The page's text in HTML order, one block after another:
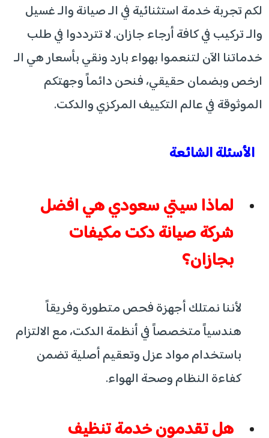
لكم تجربة خدمة استثنائية في الـ صيانة والـ غسيل
والـ تركيب في كافة أرجاء جازان. لا تترددوا في طلب
خدماتنا الآن لتنعموا بهواء بارد ونقي بأسعار هي الـ
ارخص وبضمان حقيقي، فنحن دائماً وجهتكم
الموثوقة في عالم التكييف المركزي والدكت.
الأسئلة الشائعة
لماذا سيتي سعودي هي افضل
شركة صيانة دكت مكيفات
بجازان؟
لأننا نمتلك أجهزة فحص متطورة وفريقاً
هندسياً متخصصاً في أنظمة الدكت، مع الالتزام
باستخدام مواد عزل وتعقيم أصلية تضمن
كفاءة النظام وصحة الهواء.
هل تقدمون خدمة تنظيف